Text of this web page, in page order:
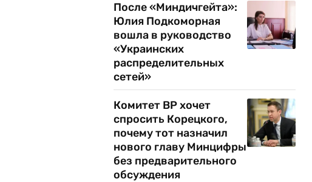
После «Миндичгейта»:
Юлия Подкоморная
вошла в руководство
«Украинских
распределительных
сетей»
Комитет ВР хочет
спросить Корецкого,
почему тот назначил
нового главу Минцифры
без предварительного
обсуждения